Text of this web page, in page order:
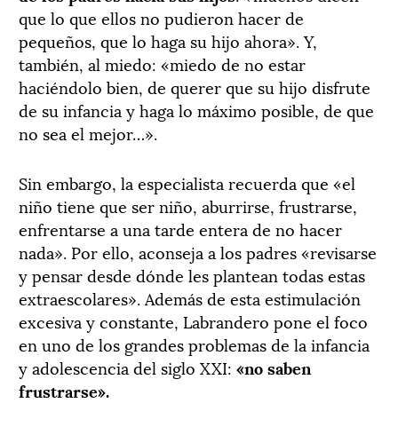
que lo que ellos no pudieron hacer de
pequeños, que lo haga su hijo ahora». Y,
también, al miedo: «miedo de no estar
haciéndolo bien, de querer que su hijo disfrute
de su infancia y haga lo máximo posible, de que
no sea el mejor…».
Sin embargo, la especialista recuerda que «el
niño tiene que ser niño, aburrirse, frustrarse,
enfrentarse a una tarde entera de no hacer
nada». Por ello, aconseja a los padres «revisarse
y pensar desde dónde les plantean todas estas
extraescolares». Además de esta estimulación
excesiva y constante, Labrandero pone el foco
en uno de los grandes problemas de la infancia
y adolescencia del siglo XXI: «no saben
frustrarse».